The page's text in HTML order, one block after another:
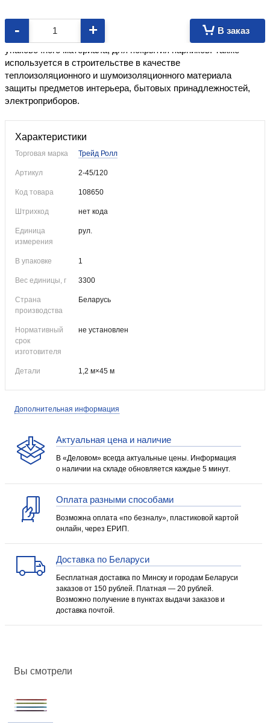
- + В заказ
Пленка полиэтиленовая применяется в качестве
упаковочного материала, для покрытия парников. Также
используется в строительстве в качестве
теплоизоляционного и шумоизоляционного материала
защиты предметов интерьера, бытовых принадлежностей,
электроприборов.
Характеристики
Торговая марка Трейд Ролл
Артикул 2-45/120
Код товара 108650
Штрихкод нет кода
Единица
измерения
рул.
В упаковке 1
Вес единицы, г 3300
Страна
производства
Беларусь
Нормативный
срок
изготовителя
не установлен
Детали 1,2 м×45 м
Дополнительная информация
Актуальная цена и наличие
В «Деловом» всегда актуальные цены. Информация
о наличии на складе обновляется каждые 5 минут.
Оплата разными способами
Возможна оплата «по безналу», пластиковой картой
онлайн, через ЕРИП.
Доставка по Беларуси
Бесплатная доставка по Минску и городам Беларуси
заказов от 150 рублей. Платная — 20 рублей.
Возможно получение в пунктах выдачи заказов и
доставка почтой.
Вы смотрели